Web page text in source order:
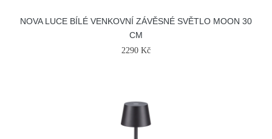
NOVA LUCE BÍLÉ VENKOVNÍ ZÁVĚSNÉ SVĚTLO MOON 30
CM
2290 Kč